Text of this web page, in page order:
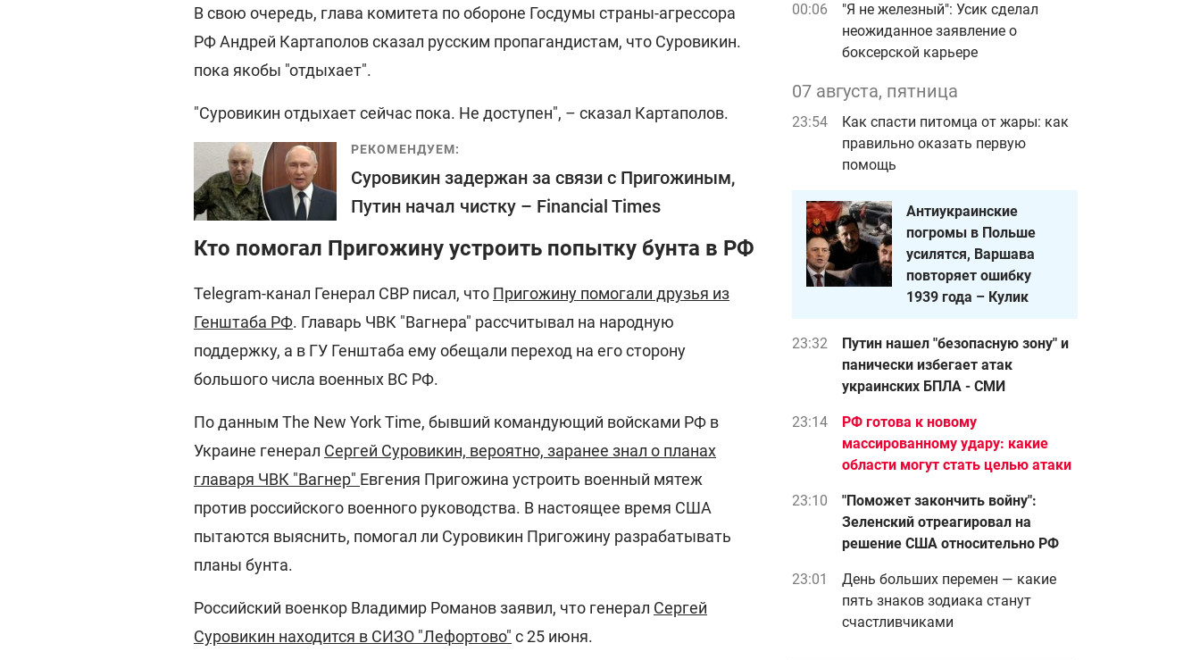
В свою очередь, глава комитета по обороне Госдумы страны-агрессора
РФ Андрей Картаполов сказал русским пропагандистам, что Суровикин.
пока якобы "отдыхает".
"Суровикин отдыхает сейчас пока. Не доступен", – сказал Картаполов.
РЕКОМЕНДУЕМ:
Суровикин задержан за связи с Пригожиным,
Путин начал чистку – Financial Times
Кто помогал Пригожину устроить попытку бунта в РФ
Telegram-канал Генерал СВР писал, что Пригожину помогали друзья из
Генштаба РФ. Главарь ЧВК "Вагнера" рассчитывал на народную
поддержку, а в ГУ Генштаба ему обещали переход на его сторону
большого числа военных ВС РФ.
По данным The New York Time, бывший командующий войсками РФ в
Украине генерал Сергей Суровикин, вероятно, заранее знал о планах
главаря ЧВК "Вагнер" Евгения Пригожина устроить военный мятеж
против российского военного руководства. В настоящее время США
пытаются выяснить, помогал ли Суровикин Пригожину разрабатывать
планы бунта.
Российский военкор Владимир Романов заявил, что генерал Сергей
Суровикин находится в СИЗО "Лефортово" с 25 июня.
00:06
"Я не железный": Усик сделал
неожиданное заявление о
боксерской карьере
07 августа, пятница
23:54
Как спасти питомца от жары: как
правильно оказать первую
помощь
Антиукраинские
погромы в Польше
усилятся, Варшава
повторяет ошибку
1939 года – Кулик
23:32
Путин нашел "безопасную зону" и
панически избегает атак
украинских БПЛА - СМИ
23:14
РФ готова к новому
массированному удару: какие
области могут стать целью атаки
23:10
"Поможет закончить войну":
Зеленский отреагировал на
решение США относительно РФ
23:01
День больших перемен — какие
пять знаков зодиака станут
счастливчиками